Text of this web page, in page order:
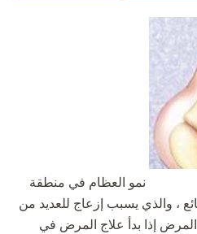
نمو العظام في منطقة
، والذي يسبب إزعاج للعديد من
إذا بدأ علاج المرض في